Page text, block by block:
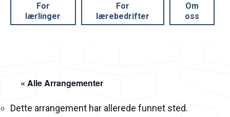
For
lærlinger
For
lærebedrifter
Om
oss
« Alle Arrangementer
Dette arrangement har allerede funnet sted.